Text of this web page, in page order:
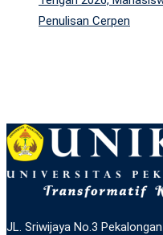
Penulisan Cerpen
JL. Sriwijaya No.3 Pekalongan